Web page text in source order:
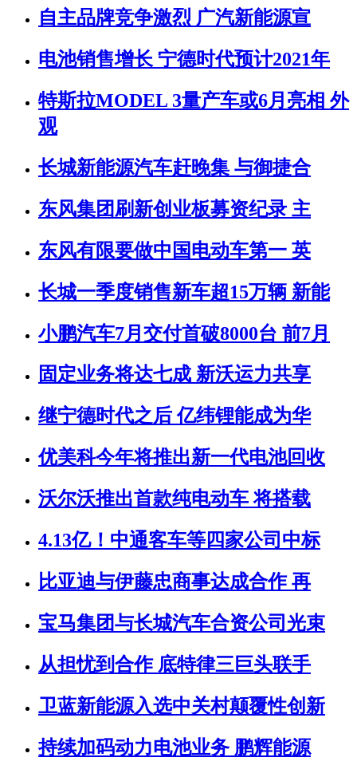
自主品牌竞争激烈 广汽新能源宣
电池销售增长 宁德时代预计2021年
特斯拉MODEL 3量产车或6月亮相 外
观
长城新能源汽车赶晚集 与御捷合
东风集团刷新创业板募资纪录 主
东风有限要做中国电动车第一 英
长城一季度销售新车超15万辆 新能
小鹏汽车7月交付首破8000台 前7月
固定业务将达七成 新沃运力共享
继宁德时代之后 亿纬锂能成为华
优美科今年将推出新一代电池回收
沃尔沃推出首款纯电动车 将搭载
4.13亿！中通客车等四家公司中标
比亚迪与伊藤忠商事达成合作 再
宝马集团与长城汽车合资公司光束
从担忧到合作 底特律三巨头联手
卫蓝新能源入选中关村颠覆性创新
持续加码动力电池业务 鹏辉能源